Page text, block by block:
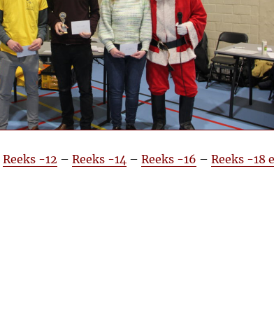
Reeks -12 – Reeks -14 – Reeks -16 – Reeks -18